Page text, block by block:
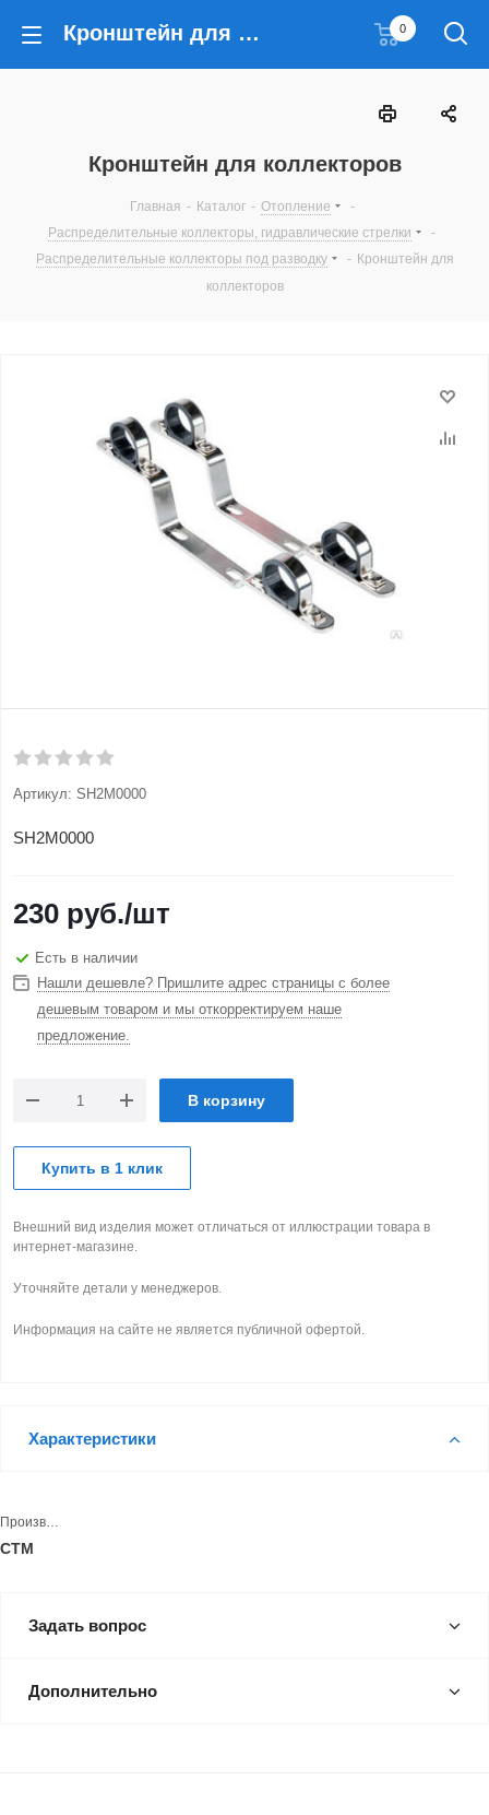
Кронштейн для коллекторов 0
Кронштейн для коллекторов
Главная - Каталог - Отопление
-
Распределительные коллекторы, гидравлические стрелки
-
Распределительные коллекторы под разводку
- Кронштейн для
коллекторов
Артикул: SH2M0000
SH2M0000
230 руб./шт
Есть в наличии
Нашли дешевле? Пришлите адрес страницы с более
дешевым товаром и мы откорректируем наше
предложение.
В корзину
Купить в 1 клик
Внешний вид изделия может отличаться от иллюстрации товара в
интернет-магазине.
Уточняйте детали у менеджеров.
Информация на сайте не является публичной офертой.
Характеристики
Производитель
CTM
Задать вопрос
Дополнительно